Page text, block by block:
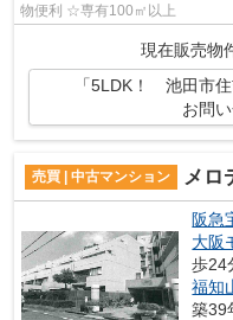
物便利 ☆専有100㎡以上
現在販売物
「5LDK！ 池田市
お問
売買 | 中古マンション メロ
阪急
大阪
歩24
福知
築39